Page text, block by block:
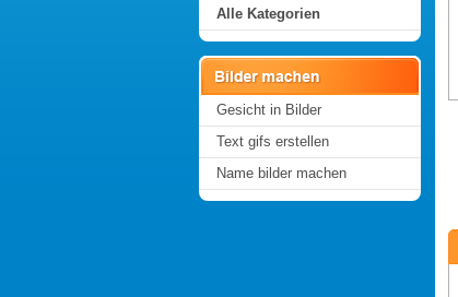
Alle Kategorien
Gesicht in Bilder
Text gifs erstellen
Name bilder machen